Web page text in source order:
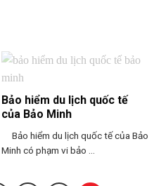
Bảo hiểm du lịch quốc tế
của Bảo Minh
Bảo hiểm du lịch quốc tế của Bảo
Minh có phạm vi bảo ...